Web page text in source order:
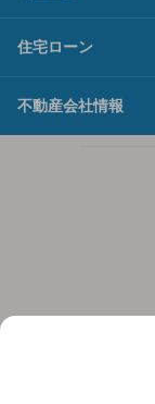
住宅ローン
不動産会社情報